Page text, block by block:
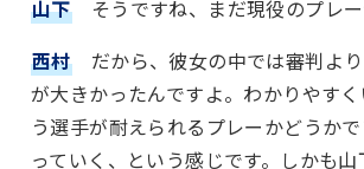
山下
そうですね、まだ現役のプレー
西村
だから、彼女の中では審判よ
が大きかったんですよ。わかりやす
う選手が耐えられるプレーかどうか
っていく、という感じです。しかも